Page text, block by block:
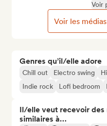
Genres qu’il/elle adore
Chill out Electro swing
Indie rock
Lofi bedroom
Il/elle veut recevoir des
similaires à…
Voir
Voir les